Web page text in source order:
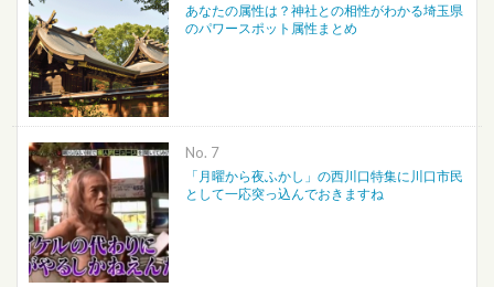
あなたの属性は？神社との相性がわかる埼玉県
のパワースポット属性まとめ
No.
「月曜から夜ふかし」の西川口特集に川口市民
として一応突っ込んでおきますね